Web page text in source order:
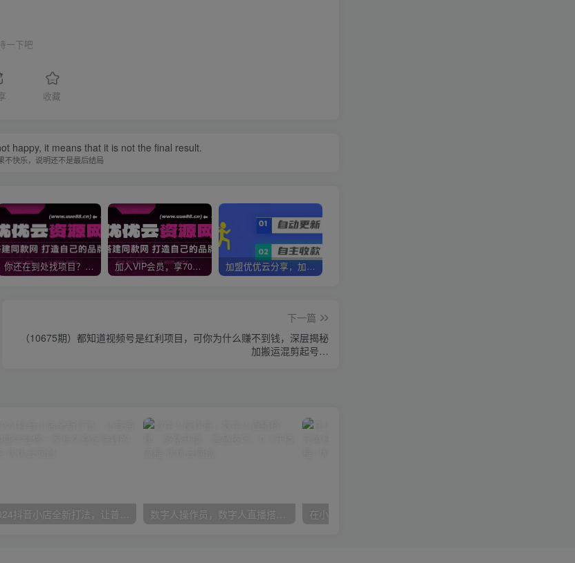
一下吧
收藏
happy, it means that it is not the final result.
不快乐，说明还不是最后结局
你还在到处找项目？还在当韭菜？我靠网创资源站一个月收入5万+，曾经我也是个失败者。 加入VIP会员，享70%的推广提成，免费学习多种网上创业课程，菜鸟秒变大神！ 加盟优优云分享，加盟搭建同款知识付费资源网站，实现长期稳定被动收入~
下一篇
（10675期）都知道视频号是红利项目，可你为什么赚不到钱，深层揭秘
加搬运混剪起号…
2024抖音小店全新打法，让普通人也能学会做一家长久稳定赚钱的抖店 数字人操作员，数字人直播搭建、多路开播、选品技巧，0-1开播流程